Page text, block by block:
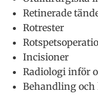
Retinerade
Rotrester
Incisioner
Radiologi inför
Behandling